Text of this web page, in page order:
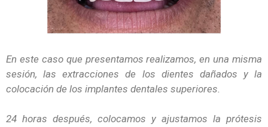
En este caso que presentamos realizamos, en una misma
sesión, las extracciones de los dientes dañados y la
colocación de los implantes dentales superiores.
24 horas después, colocamos y ajustamos la prótesis